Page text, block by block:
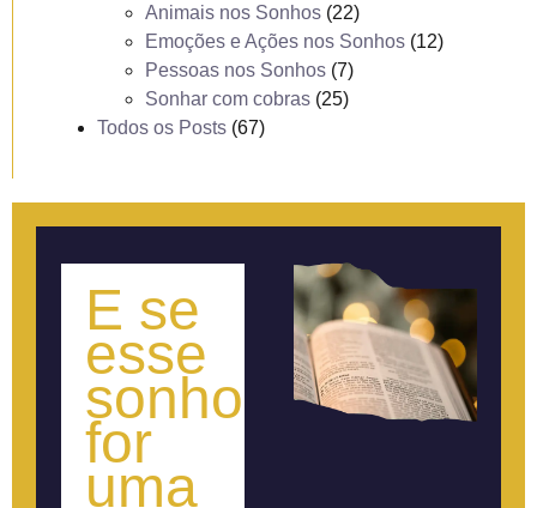
Animais nos Sonhos (22)
Emoções e Ações nos Sonhos (12)
Pessoas nos Sonhos (7)
Sonhar com cobras (25)
Todos os Posts (67)
E se
esse
sonho
for
uma